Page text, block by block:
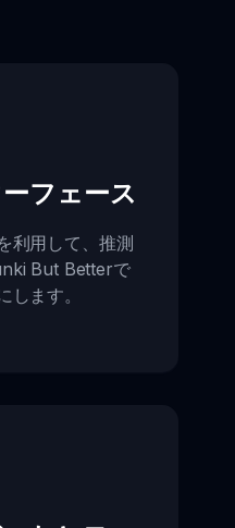
フェース
利用して、推測
But Betterで
ます。